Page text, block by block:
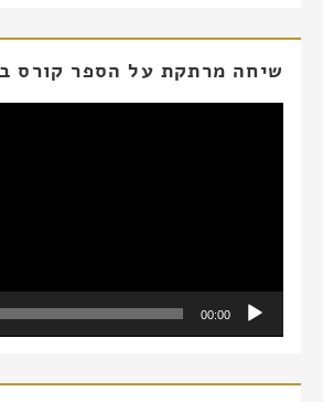
שיחה מרתקת על הספר קורס
00:00